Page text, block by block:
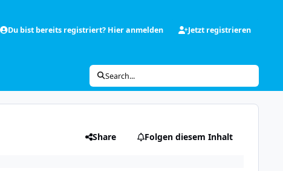
Du bist bereits registriert? Hier anmelden Jetzt registrieren
Search...
Share Folgen diesem Inhalt